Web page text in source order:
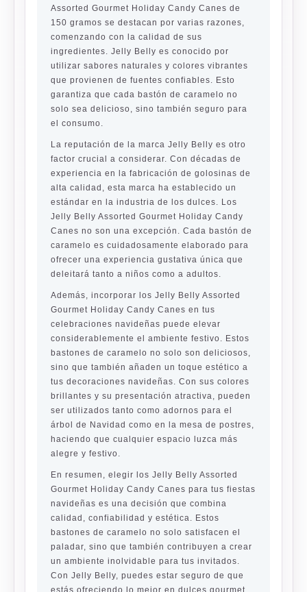
Assorted Gourmet Holiday Candy Canes de
150 gramos se destacan por varias razones,
comenzando con la calidad de sus
ingredientes. Jelly Belly es conocido por
utilizar sabores naturales y colores vibrantes
que provienen de fuentes confiables. Esto
garantiza que cada bastón de caramelo no
solo sea delicioso, sino también seguro para
el consumo.
La reputación de la marca Jelly Belly es otro
factor crucial a considerar. Con décadas de
experiencia en la fabricación de golosinas de
alta calidad, esta marca ha establecido un
estándar en la industria de los dulces. Los
Jelly Belly Assorted Gourmet Holiday Candy
Canes no son una excepción. Cada bastón de
caramelo es cuidadosamente elaborado para
ofrecer una experiencia gustativa única que
deleitará tanto a niños como a adultos.
Además, incorporar los Jelly Belly Assorted
Gourmet Holiday Candy Canes en tus
celebraciones navideñas puede elevar
considerablemente el ambiente festivo. Estos
bastones de caramelo no solo son deliciosos,
sino que también añaden un toque estético a
tus decoraciones navideñas. Con sus colores
brillantes y su presentación atractiva, pueden
ser utilizados tanto como adornos para el
árbol de Navidad como en la mesa de postres,
haciendo que cualquier espacio luzca más
alegre y festivo.
En resumen, elegir los Jelly Belly Assorted
Gourmet Holiday Candy Canes para tus fiestas
navideñas es una decisión que combina
calidad, confiabilidad y estética. Estos
bastones de caramelo no solo satisfacen el
paladar, sino que también contribuyen a crear
un ambiente inolvidable para tus invitados.
Con Jelly Belly, puedes estar seguro de que
estás ofreciendo lo mejor en dulces gourmet